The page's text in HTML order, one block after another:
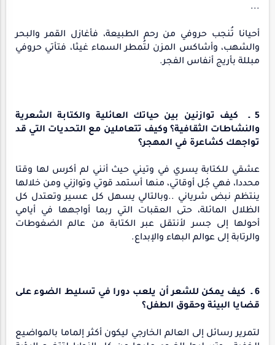
...
أحيانا تُنجب حروفي من رحم الطبيعة، فأغازل القمر والبحر
والشهب، وأشاكس المزن لتُمطر السماء غيثا، فتأتي حروفي
مبللة بأريج أنفاس الفجر.
5 ـ كيف توازنين بين حياتك العائلية والكتابة الشعرية
والنشاطات الثقافية؟ وكيف تتعاملين مع التحديات التي قد
تواجهك كشاعرة في المهجر؟
عشقي للكتابة يسري في وتيني حيث أنني لم أكرس لها وقتا
محددا، فهي جُل أوقاتي، منها أستمد قوتي وتوازني ومن خلالها
ينتظم نبض شرياني ..وبالتالي يسهل كل عسير وتعتدل كل
الظلال المائلة، حتى العقبات التي ربما أواجهها في أيامي
أحولها إلى جسر لأنتقل عبر الكتابة من عالم الضغوطات
والرتابة إلى عوالم البهاء والإبداع.
6 ـ كيف يمكن للشعر أن يلعب دورا في تسليط الضوء على
قضايا البيئة وحقوق الطفل؟
لتمرير رسائل إلى العالم الخارجي ليكون أكثر إلماما بالمواضيع